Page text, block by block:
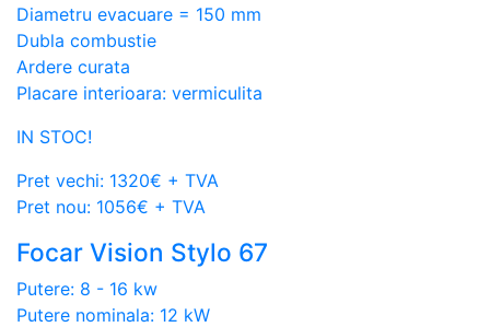
Diametru evacuare = 150 mm
Dubla combustie
Ardere curata
Placare interioara: vermiculita
IN STOC!
Pret vechi: 1320€ + TVA
Pret nou: 1056€ + TVA
Focar Vision Stylo 67
Putere: 8 - 16 kw
Putere nominala: 12 kW